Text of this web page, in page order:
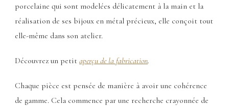
porcelaine qui sont modelées délicatement à la main et la
réalisation de ses bijoux en métal précieux, elle conçoit tout
elle-même dans son atelier.
Découvrez un petit aperçu de la fabrication.
Chaque pièce est pensée de manière à avoir une cohérence
de gamme. Cela commence par une recherche crayonnée de